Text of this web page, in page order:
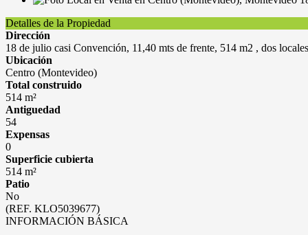
Detalles de la Propiedad
Dirección
18 de julio casi Convención, 11,40 mts de frente, 514 m2 , dos
Ubicación
Centro (Montevideo)
Total construido
514 m²
Antiguedad
54
Expensas
0
Superficie cubierta
514 m²
Patio
No
(REF. KLO5039677)
INFORMACIÓN BÁSICA